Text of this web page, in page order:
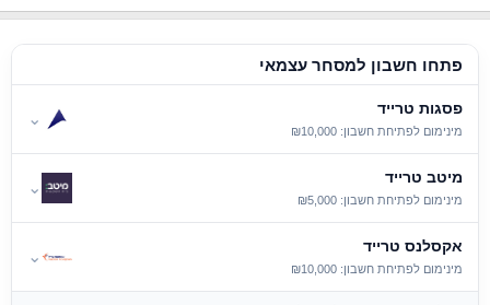
פתחו חשבון למסחר עצמאי
פסגות טרייד
מינימום לפתיחת חשבון: ₪10,000
⌄
מיטב טרייד
מינימום לפתיחת חשבון: ₪5,000
⌄
אקסלנס טרייד
מינימום לפתיחת חשבון: ₪10,000
⌄